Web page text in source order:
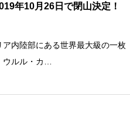
年10月26日で閉山決定！
内陸部にある世界最大級の一枚
ルル・カ…